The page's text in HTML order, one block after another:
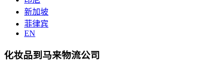
新加坡
菲律宾
EN
化妆品到马来物流公司